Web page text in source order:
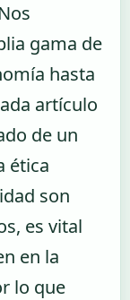
gama de
hasta
artículo
de un
ética
son
es vital
en la
lo que